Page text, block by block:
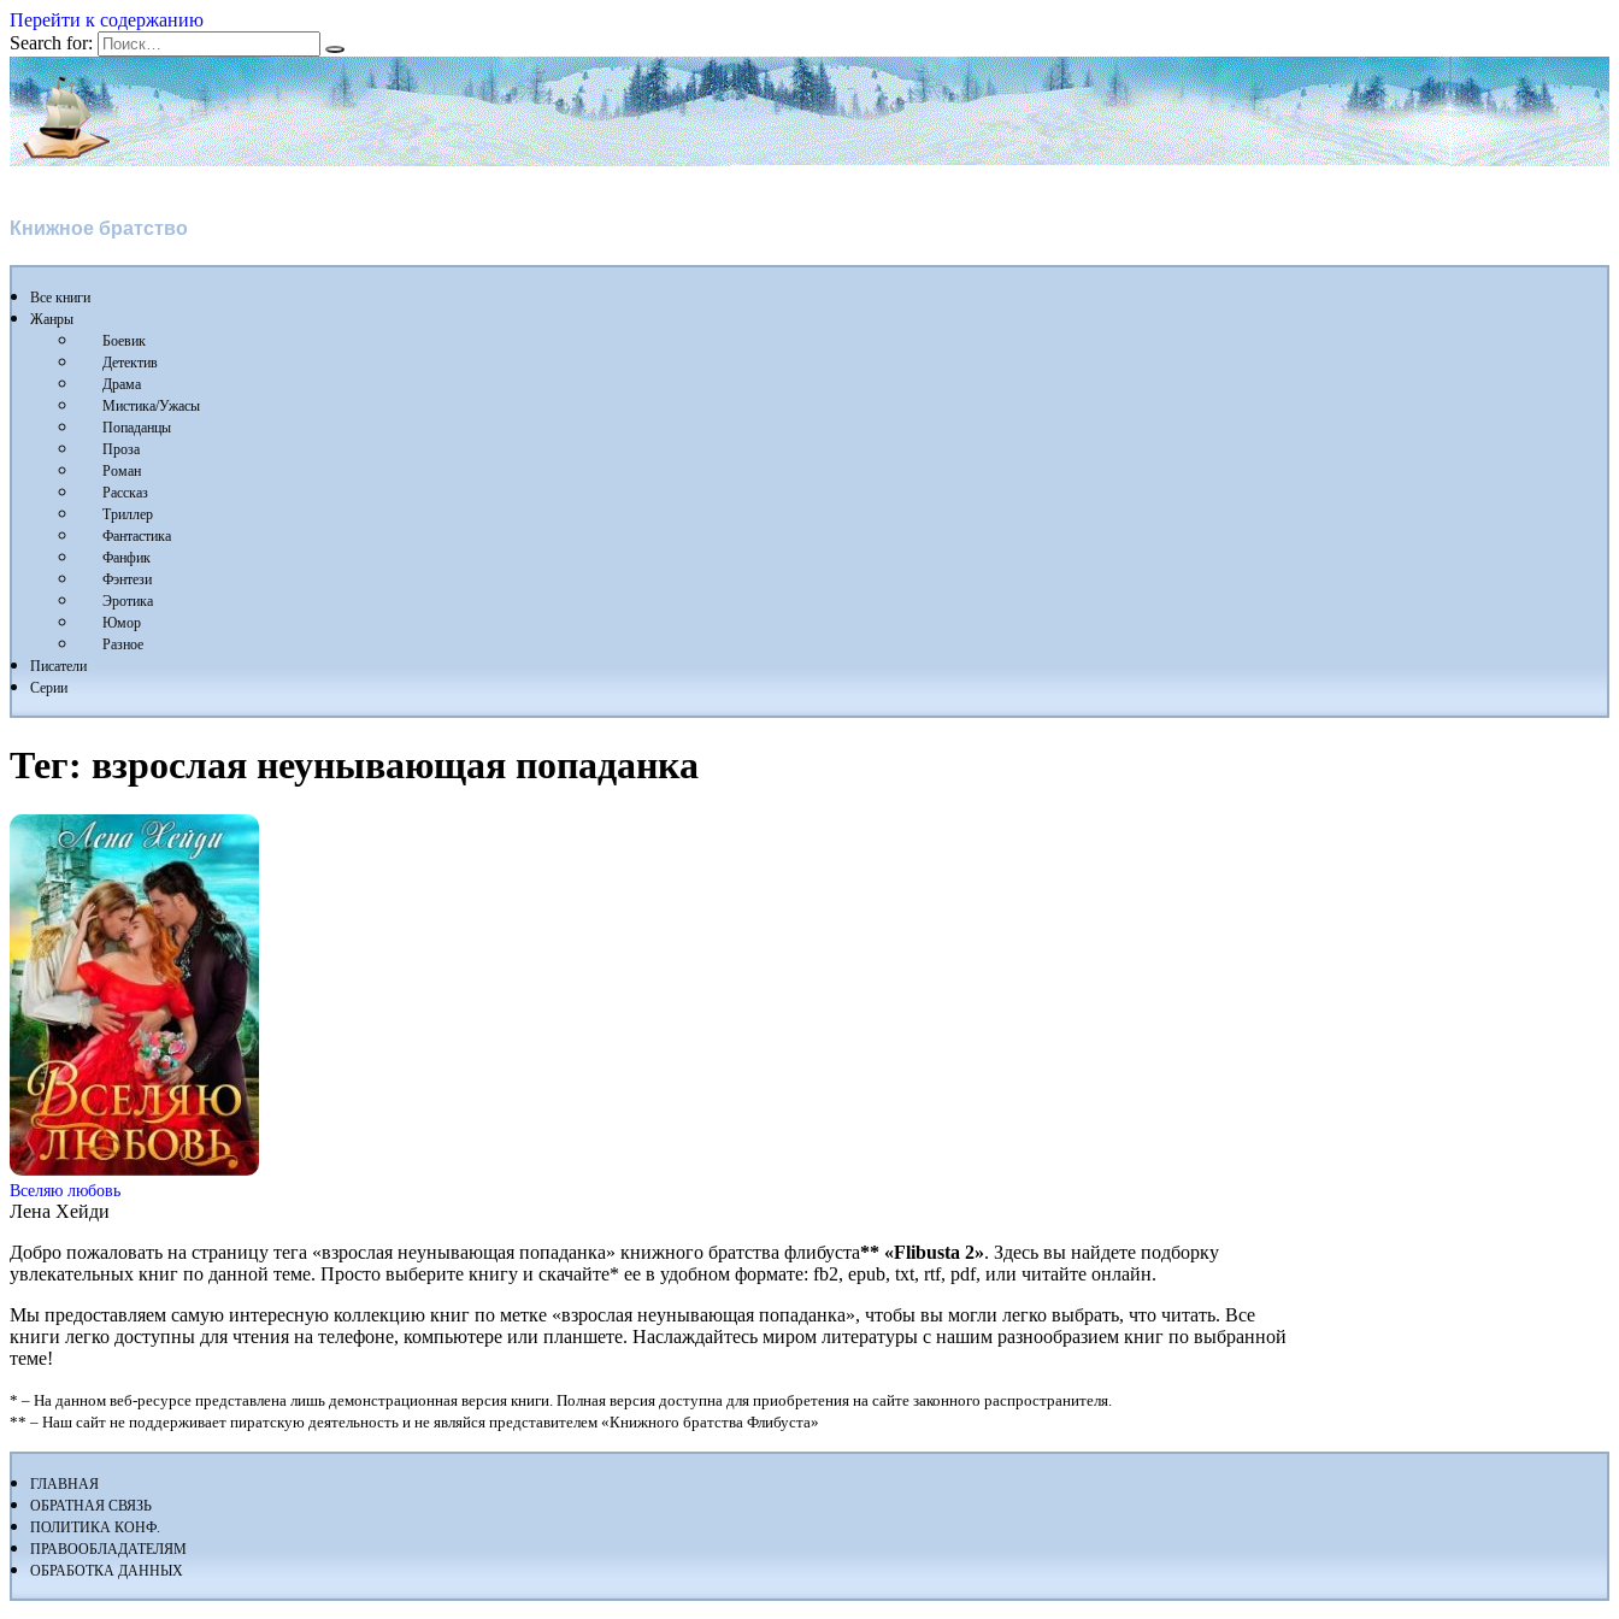
Перейти к содержанию
Search for:
Книжное братство
Все книги
Жанры
Боевик
Детектив
Драма
Мистика/Ужасы
Попаданцы
Проза
Роман
Рассказ
Триллер
Фантастика
Фанфик
Фэнтези
Эротика
Юмор
Разное
Писатели
Серии
Тег: взрослая неунывающая попаданка
Вселяю любовь
Лена Хейди
Добро пожаловать на страницу тега «взрослая неунывающая попаданка» книжного братства флибуста** «Flibusta 2». Здесь вы найдете подборку
увлекательных книг по данной теме. Просто выберите книгу и скачайте* ее в удобном формате: fb2, epub, txt, rtf, pdf, или читайте онлайн.
Мы предоставляем самую интересную коллекцию книг по метке «взрослая неунывающая попаданка», чтобы вы могли легко выбрать, что читать. Все
книги легко доступны для чтения на телефоне, компьютере или планшете. Наслаждайтесь миром литературы с нашим разнообразием книг по выбранной
теме!
* – На данном веб-ресурсе представлена лишь демонстрационная версия книги. Полная версия доступна для приобретения на сайте законного распространителя.
** – Наш сайт не поддерживает пиратскую деятельность и не являйся представителем «Книжного братства Флибуста»
ГЛАВНАЯ
ОБРАТНАЯ СВЯЗЬ
ПОЛИТИКА КОНФ.
ПРАВООБЛАДАТЕЛЯМ
ОБРАБОТКА ДАННЫХ